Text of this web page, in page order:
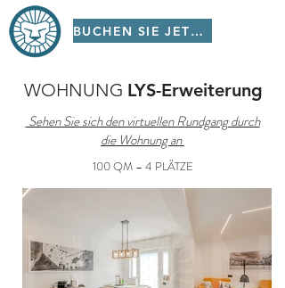
BUCHEN SIE JETZT!
WOHNUNG LYS-Erweiterung
Sehen Sie sich den virtuellen Rundgang durch
die Wohnung an
100 QM – 4 PLÄTZE